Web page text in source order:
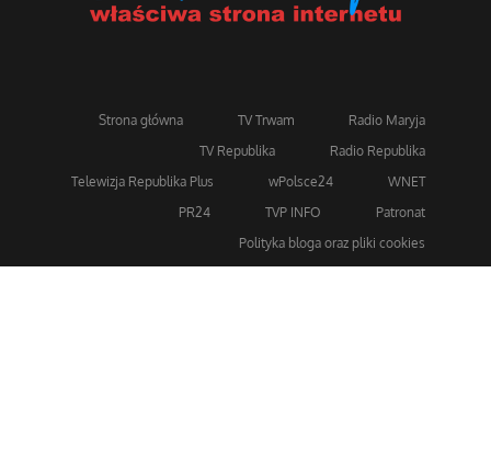
Strona główna TV Trwam
Radio Maryja
TV Republika
Radio Republika
Telewizja Republika Plus
wPolsce24
WNET
PR24
TVP INFO
Patronat
Polityka bloga oraz pliki cookies